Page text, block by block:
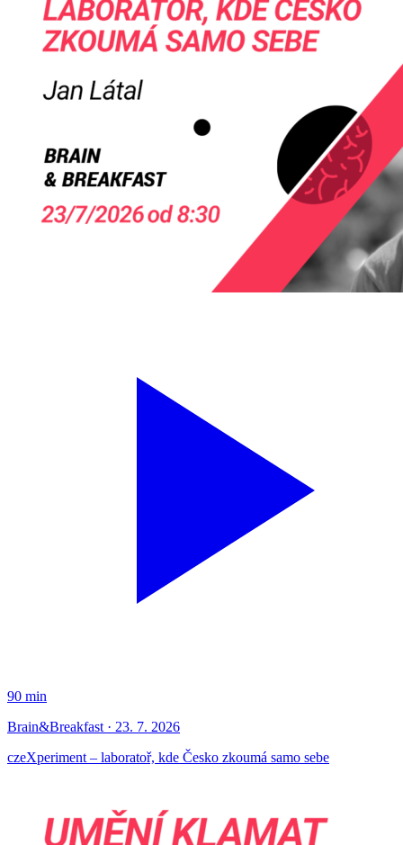
90 min
Brain&Breakfast · 23. 7. 2026
czeXperiment – laboratoř, kde Česko zkoumá samo sebe